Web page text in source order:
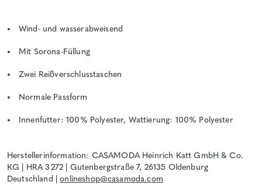
Wind- und wasserabweisend
Mit Sorona-Füllung
Zwei Reißverschlusstaschen
Normale Passform
Innenfutter: 100% Polyester, Wattierung: 100% Polyester
Herstellerinformation: CASAMODA Heinrich Katt GmbH & Co.
KG | HRA 3272 | Gutenbergstraße 7, 26135 Oldenburg
Deutschland |onlineshop@casamoda.com